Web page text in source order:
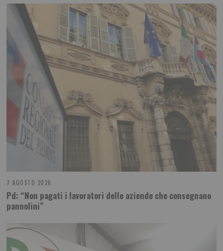
7 AGOSTO 2026
Pd: “Non pagati i lavoratori delle aziende che consegnano
pannolini”